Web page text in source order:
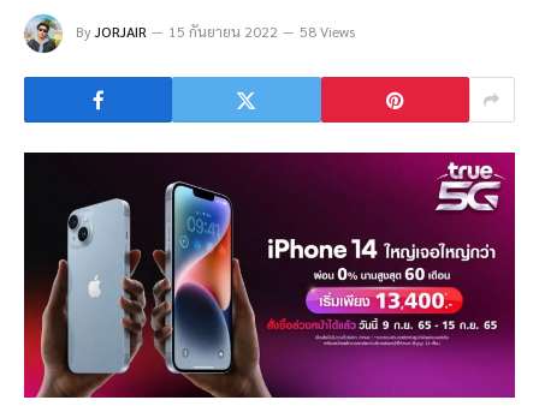
ByJORJAIR 15 กันยายน 2022 58 Views